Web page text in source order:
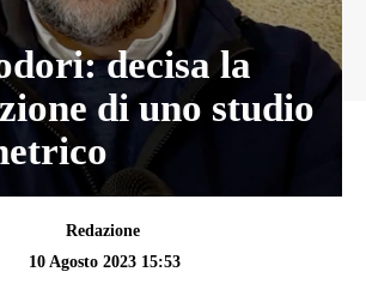
decisa la
di uno studio
Redazione
10 Agosto 2023 15:53